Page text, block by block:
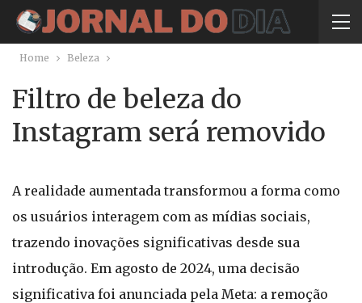
Home Beleza
Filtro de beleza do
Instagram será removido
A realidade aumentada transformou a forma como
os usuários interagem com as mídias sociais,
trazendo inovações significativas desde sua
introdução. Em agosto de 2024, uma decisão
significativa foi anunciada pela Meta: a remoção